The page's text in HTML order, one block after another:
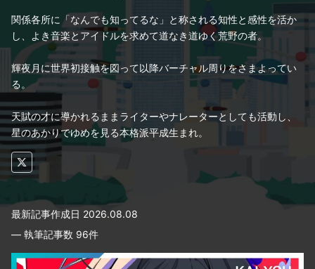
関係各所に「なんでも知ってるな」と称される知性と感性を活か
し、よき音楽とアイドルを求めて道なき道ゆく荒野の者。
輝夜月に世界初接触を図って以降バーチャル周りをさまよってい
る。
天賦の才に導かれるままライターやナレーターとしても活動し、
星のあかりでゆめを見る本格派平成生まれ。
最新記事作成日 2026.08.08
― 執筆記事数 96件